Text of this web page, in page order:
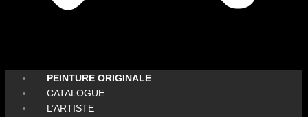
PEINTURE ORIGINALE
CATALOGUE
L’ARTISTE